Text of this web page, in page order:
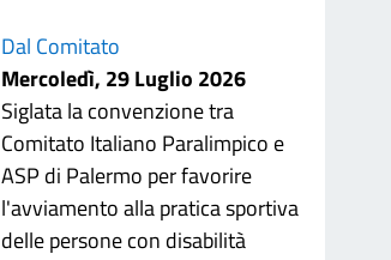
Dal Comitato
Mercoledì, 29 Luglio 2026
Siglata la convenzione tra
Comitato Italiano Paralimpico e
ASP di Palermo per favorire
l'avviamento alla pratica sportiva
delle persone con disabilità